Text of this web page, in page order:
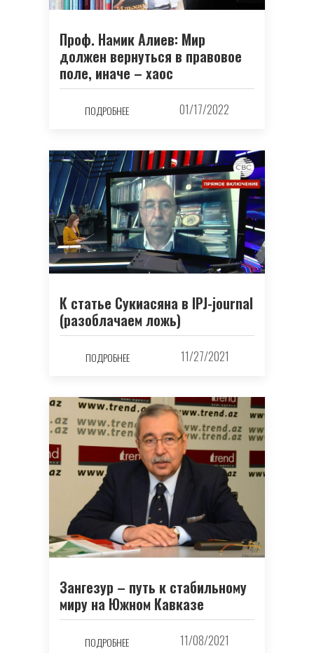
Проф. Намик Алиев: Мир
должен вернуться в правовое
поле, иначе – хаос
ПОДРОБНЕЕ 01/17/2022
К статье Сукиасяна в IPJ-journal
(разоблачаем ложь)
ПОДРОБНЕЕ 11/27/2021
Зангезур – путь к стабильному
миру на Южном Кавказе
ПОДРОБНЕЕ 11/08/2021